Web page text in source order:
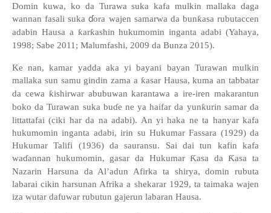
Domin kuwa, ko da Turawa suka kafa mulkin mallaka daga
wannan fasali sukaɗora wajen samarwa da bunƙasa rubutaccen
adabin Hausa a ƙarƙashin hukumomin inganta adabi (Yahaya,
1998; Sabe 2011; Malumfashi, 2009 da Bunza 2015).
Ke nan, kamar yadda aka yi bayani bayan Turawan mulkin
mallaka sun samu gindin zama a ƙasar Hausa, kuma an tabbatar
da cewa ƙishirwar abubuwan karantawa a ire-iren makarantun
boko da Turawan suka buɗe ne ya haifar da yunƙurin samar da
littattafai (ciki har da na adabi). An yi haka ne ta hanyar kafa
hukumomin inganta adabi, irin su Hukumar Fassara (1929) da
Hukumar Talifi (1936) da sauransu. Sai dai tun kafin kafa
waɗannan hukumomin, gasar da Hukumar Ƙasa da Ƙasa ta
Nazarin Harsuna da Al’adun Afirka ta shirya, domin rubuta
labarai cikin harsunan Afrika a shekarar 1929, ta taimaka wajen
iza wutar dafuwar rubutun gajerun labaran Hausa.